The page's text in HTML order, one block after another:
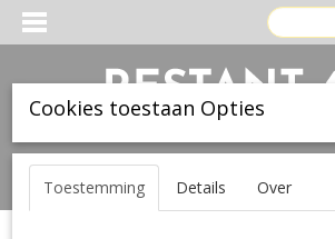
Inloggen Registreren
Cookies toestaan Opties
Toestemming Details Over